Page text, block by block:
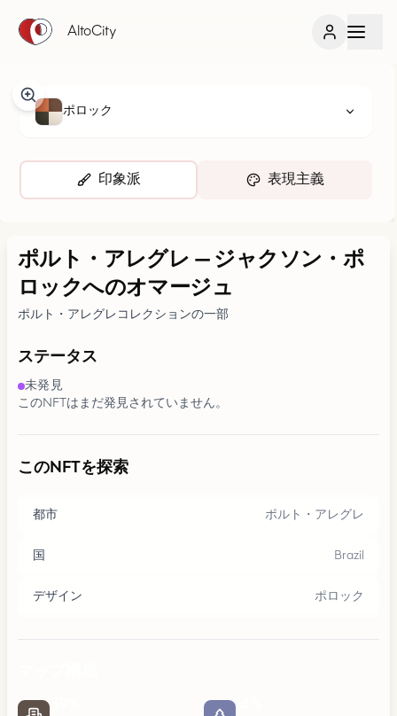
AltoCity
ポロック
印象派 表現主義
ポルト・アレグレ — ジャクソン・ポ
ロックへのオマージュ
ポルト・アレグレコレクションの一部
ステータス
未発見
このNFTはまだ発見されていません。
このNFTを探索
都市 ポルト・アレグレ
国 Brazil
デザイン ポロック